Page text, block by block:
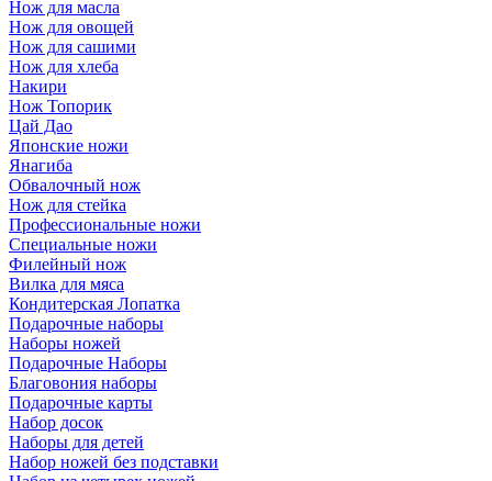
Нож для масла
Нож для овощей
Нож для сашими
Нож для хлеба
Накири
Нож Топорик
Цай Дао
Японские ножи
Янагиба
Обвалочный нож
Нож для стейка
Профессиональные ножи
Специальные ножи
Филейный нож
Вилка для мяса
Кондитерская Лопатка
Подарочные наборы
Наборы ножей
Подарочные Наборы
Благовония наборы
Подарочные карты
Набор досок
Наборы для детей
Набор ножей без подставки